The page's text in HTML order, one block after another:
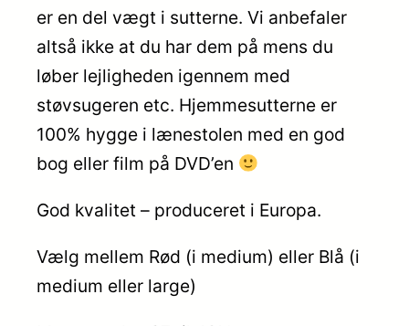
er en del vægt i sutterne. Vi anbefaler
altså ikke at du har dem på mens du
løber lejligheden igennem med
støvsugeren etc. Hjemmesutterne er
100% hygge i lænestolen med en god
bog eller film på DVD’en
God kvalitet – produceret i Europa.
Vælg mellem Rød (i medium) eller Blå (i
medium eller large)